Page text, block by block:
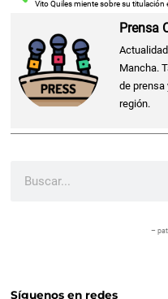
Prensa
Mancha.
de prensa
región.
–
Síguenos en redes